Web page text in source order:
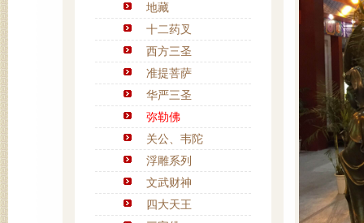
地藏
十二药叉
西方三圣
准提菩萨
华严三圣
弥勒佛
关公、韦陀
浮雕系列
文武财神
四大天王